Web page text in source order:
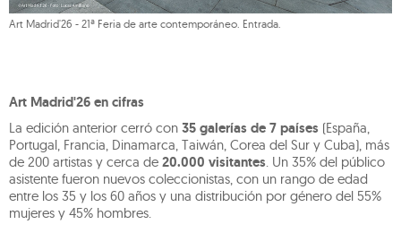
Art Madrid'26 - 21ª Feria de arte contemporáneo. Entrada.
Art Madrid'26 en cifras
La edición anterior cerró con 35 galerías de 7 países (España,
Portugal, Francia, Dinamarca, Taiwán, Corea del Sur y Cuba), más
de 200 artistas y cerca de 20.000 visitantes. Un 35% del público
asistente fueron nuevos coleccionistas, con un rango de edad
entre los 35 y los 60 años y una distribución por género del 55%
mujeres y 45% hombres.